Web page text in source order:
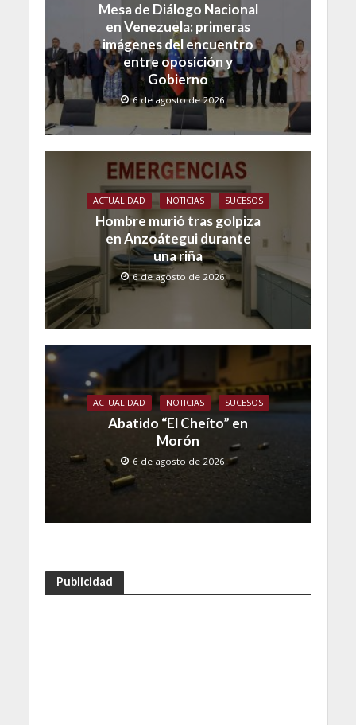
Mesa de Diálogo Nacional
en Venezuela: primeras
imágenes del encuentro
entre oposición y
Gobierno
6 de agosto de 2026
ACTUALIDAD NOTICIAS SUCESOS
Hombre murió tras golpiza
en Anzoátegui durante
una riña
6 de agosto de 2026
ACTUALIDAD NOTICIAS SUCESOS
Abatido “El Cheíto” en
Morón
6 de agosto de 2026
Publicidad